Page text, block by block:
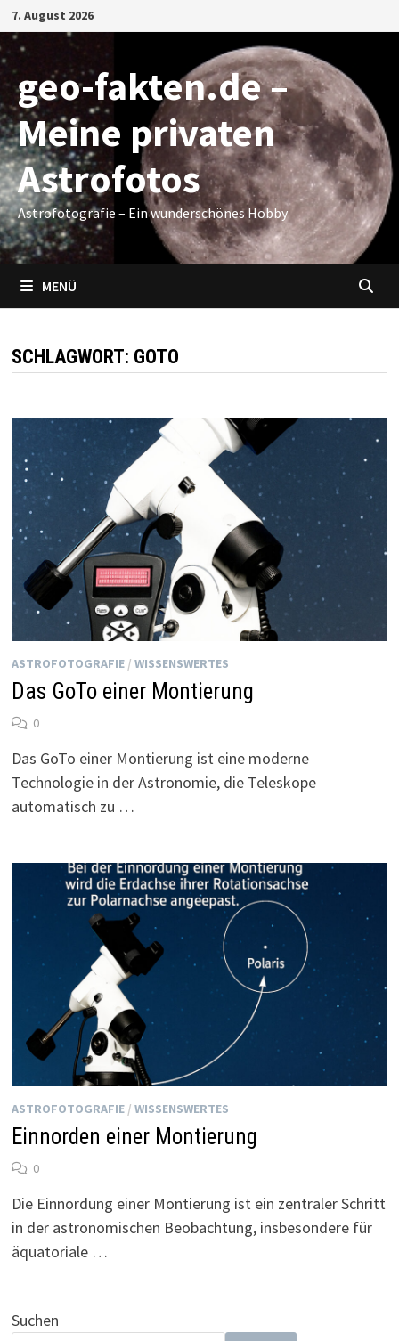
Zum
Inhalt
springen
7. August 2026
geo-fakten.de –
Meine privaten
Astrofotos
Astrofotografie – Ein wunderschönes Hobby
MENÜ
SCHLAGWORT: GOTO
ASTROFOTOGRAFIE /WISSENSWERTES
Das GoTo einer Montierung
0
Das GoTo einer Montierung ist eine moderne
Technologie in der Astronomie, die Teleskope
automatisch zu …
ASTROFOTOGRAFIE /WISSENSWERTES
Einnorden einer Montierung
0
Die Einnordung einer Montierung ist ein zentraler Schritt
in der astronomischen Beobachtung, insbesondere für
äquatoriale …
Suchen